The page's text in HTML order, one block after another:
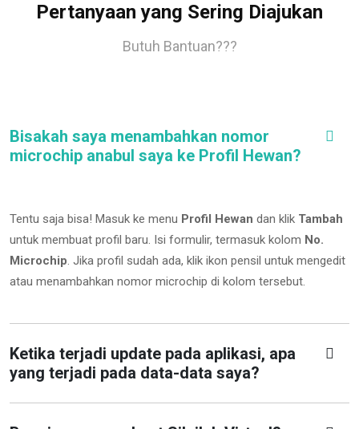
Pertanyaan yang Sering Diajukan
Butuh Bantuan???
Bisakah saya menambahkan nomor
microchip anabul saya ke Profil Hewan?
Tentu saja bisa! Masuk ke menu Profil Hewan dan klik Tambah
untuk membuat profil baru. Isi formulir, termasuk kolom No.
Microchip. Jika profil sudah ada, klik ikon pensil untuk mengedit
atau menambahkan nomor microchip di kolom tersebut.
Ketika terjadi update pada aplikasi, apa
yang terjadi pada data-data saya?